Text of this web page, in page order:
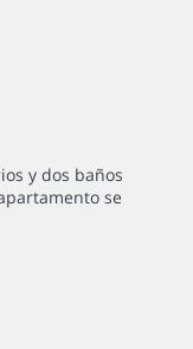
y dos baños
se